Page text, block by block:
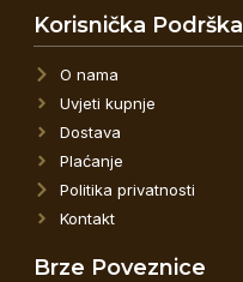
Korisnička Podrška
O nama
Uvjeti kupnje
Dostava
Plaćanje
Politika privatnosti
Kontakt
Brze Poveznice